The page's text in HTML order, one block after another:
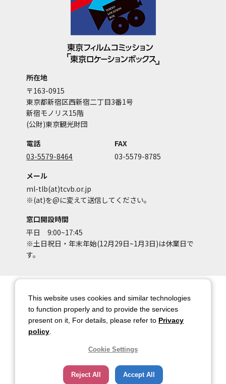
所在地
〒163-0915
東京都新宿区西新宿二丁目3番1号
新宿モノリス15階
(公財)東京観光財団
電話
03-5579-8464
FAX
03-5579-8785
メール
ml-tlb(at)tcvb.or.jp
※(at)を@に変えて送信してください。
窓口開設時間
平日 9:00~17:45
※土日祝日・年末年始(12月29日~1月3日)は休業日で
す。
アカウントポリシー
個人情報保護方針
著作権について
お問い合わせ
都庁総合ページへのリンク
トップページ
This website uses cookies and similar technologies
to function properly and to provide the services
present on it, For details, please refer to Privacy
policy
Cookie Settings
Reject All Accept All